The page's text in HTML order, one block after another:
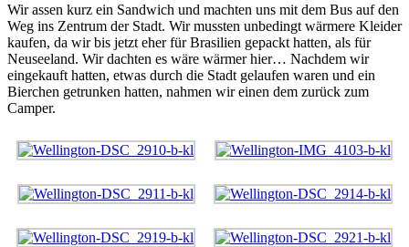
Wir assen kurz ein Sandwich und machten uns mit dem Bus auf den
Weg ins Zentrum der Stadt. Wir mussten unbedingt wärmere Kleider
kaufen, da wir bis jetzt eher für Brasilien gepackt hatten, als für
Neuseeland. Wir dachten es wäre wärmer hier… Nachdem wir
eingekauft hatten, etwas durch die Stadt gelaufen waren und ein
Bierchen getrunken hatten, nahmen wir einen dem zurück zum
Camper.